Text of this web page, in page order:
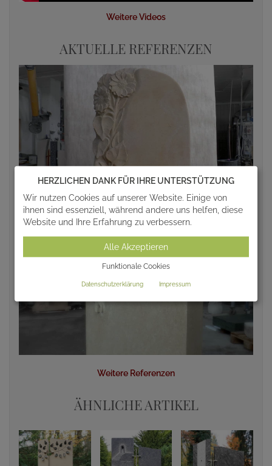
Weitere Videos
AKTUELLE REFERENZEN
Weitere Referenzen
ÄHNLICHE ARTIKEL
HERZLICHEN DANK FÜR IHRE UNTERSTÜTZUNG
Wir nutzen Cookies auf unserer Website. Einige von
ihnen sind essenziell, während andere uns helfen, diese
Website und Ihre Erfahrung zu verbessern.
Alle Akzeptieren
Funktionale Cookies
Datenschutzerklärung Impressum